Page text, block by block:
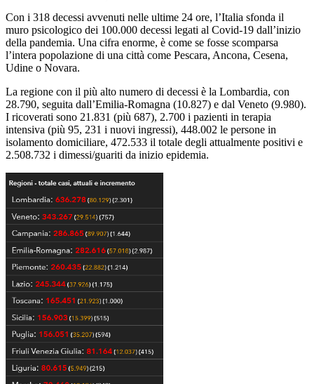
Con i 318 decessi avvenuti nelle ultime 24 ore, l’Italia sfonda il
muro psicologico dei 100.000 decessi legati al Covid-19 dall’inizio
della pandemia. Una cifra enorme, è come se fosse scomparsa
l’intera popolazione di una città come Pescara, Ancona, Cesena,
Udine o Novara.
La regione con il più alto numero di decessi è la Lombardia, con
28.790, seguita dall’Emilia-Romagna (10.827) e dal Veneto (9.980).
I ricoverati sono 21.831 (più 687), 2.700 i pazienti in terapia
intensiva (più 95, 231 i nuovi ingressi), 448.002 le persone in
isolamento domiciliare, 472.533 il totale degli attualmente positivi e
2.508.732 i dimessi/guariti da inizio epidemia.